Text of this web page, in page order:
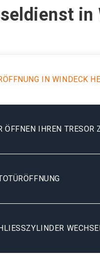
in
IN WINDECK
ÖFFNEN IHREN TRESOR